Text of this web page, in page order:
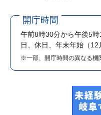
開庁時間
午前8時30分から午後5
日、休日、年末年始（12
※一部、開庁時間の異なる機